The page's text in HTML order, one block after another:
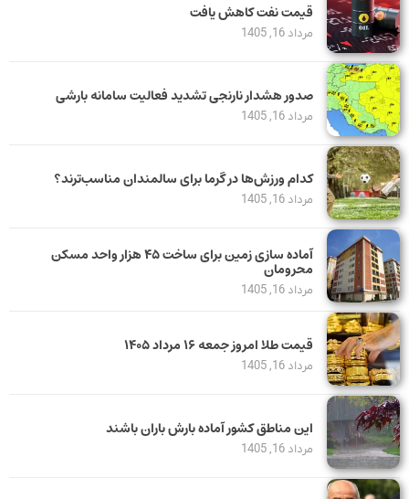
قیمت نفت کاهش یافت
مرداد 16, 1405
صدور هشدار نارنجی تشدید فعالیت سامانه بارشی
مرداد 16, 1405
کدام ورزش‌ها در گرما برای سالمندان مناسب‌ترند؟
مرداد 16, 1405
آماده سازی زمین برای ساخت ۴۵ هزار واحد مسکن
محرومان
مرداد 16, 1405
قیمت طلا امروز جمعه ۱۶ مرداد ۱۴۰۵
مرداد 16, 1405
این مناطق کشور آماده بارش باران باشند
مرداد 16, 1405